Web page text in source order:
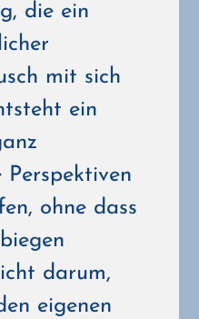
die ein
mit sich
ein
Perspektiven
ohne dass
darum,
eigenen